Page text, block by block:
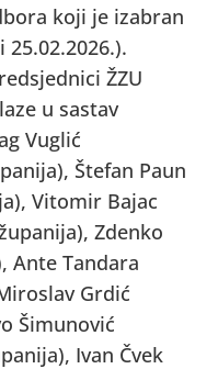
koji je izabran
ŽZU
u sastav
Vuglić
Štefan Paun
Vitomir Bajac
Zdenko
Ante Tandara
Grdić
Šimunović
Ivan Čvek